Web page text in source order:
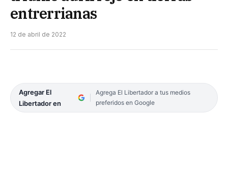
entrerrianas
12 de abril de 2022
Agregar El
Libertador en
Agrega El Libertador a tus medios
preferidos en Google